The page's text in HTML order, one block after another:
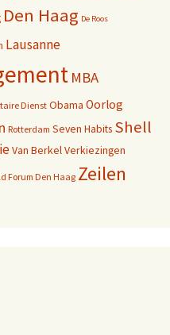
Den Haag De Roos
Lausanne
MBA
DienstObama Oorlog
Rotterdam Seven Habits Shell
Van BerkelVerkiezingen
Forum Den Haag Zeilen